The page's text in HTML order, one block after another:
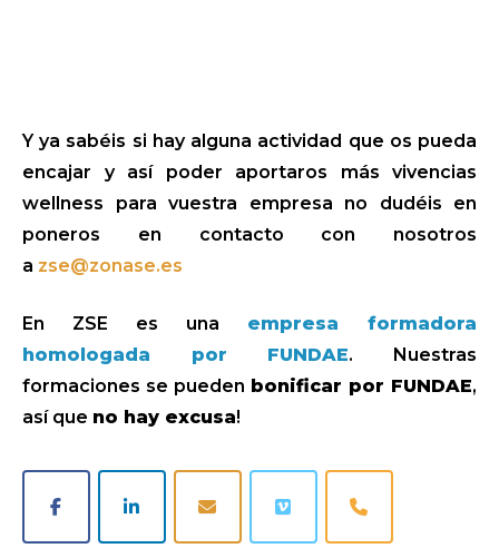
Y ya sabéis si hay alguna actividad que os pueda
encajar y así poder aportaros más vivencias
wellness para vuestra empresa no dudéis en
poneros en contacto con nosotros
a zse@zonase.es
En ZSE es una empresa formadora
homologada por FUNDAE. Nuestras
formaciones se pueden bonificar por FUNDAE,
así que no hay excusa!